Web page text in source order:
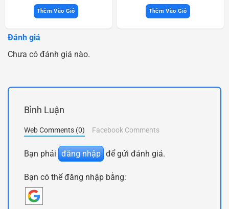
Thêm Vào Giỏ Thêm Vào Giỏ
Đánh giá
Chưa có đánh giá nào.
Bình Luận
Web Comments (0) Facebook Comments
Bạn phải đăng nhập để gửi đánh giá.
Bạn có thể đăng nhập bằng: